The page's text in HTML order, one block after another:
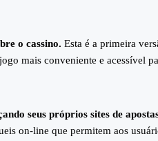
o cassino. Esta é a primeira
mais conveniente e acessível
seus próprios sites de
on-line que permitem aos